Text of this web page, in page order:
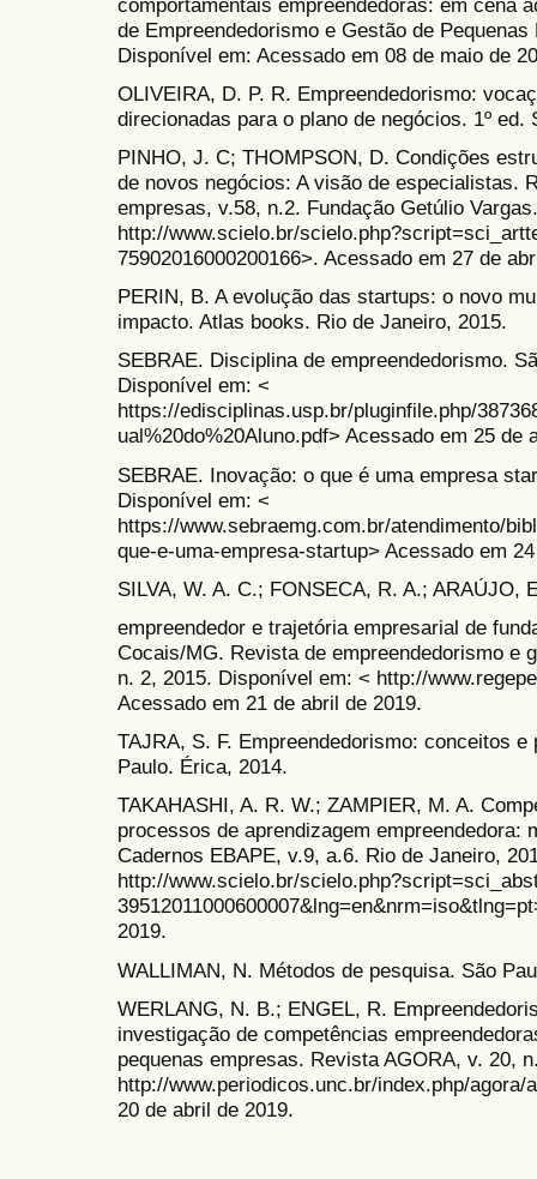
de Empreendedorismo e Gestão de
Disponível em: Acessado em 08 de maio de
OLIVEIRA, D. P. R. Empreendedorismo:
direcionadas para o plano de negócios. 1º ed.
PINHO, J. C; THOMPSON, D. Condições
de novos negócios: A visão de especialistas.
empresas, v.58, n.2. Fundação Getúlio
http://www.scielo.br/
75902016000200166>. Acessado em 27 de
PERIN, B. A evolução das startups: o novo
impacto. Atlas books. Rio de Janeiro, 2015.
SEBRAE. Disciplina de empreendedorismo.
Disponível em: <
https://edisciplinas.usp.br/pluginfile.php/
ual%20do%20Aluno.pdf> Acessado em 25 de
SEBRAE. Inovação: o que é uma empresa
Disponível em: <
https://www.sebraemg.com.br/atendimento/
que-e-uma-empresa-startup> Acessado em
SILVA, W. A. C.; FONSECA, R. A.; ARAÚJO,
empreendedor e trajetória empresarial de
Cocais/MG. Revista de empreendedorismo e
n. 2, 2015. Disponível em: < http://
Acessado em 21 de abril de 2019.
TAJRA, S. F. Empreendedorismo: conceitos
Paulo. Érica, 2014.
TAKAHASHI, A. R. W.; ZAMPIER, M. A.
processos de aprendizagem empreendedora:
Cadernos EBAPE, v.9, a.6. Rio de Janeiro,
http://www.scielo.br/
2019.
WALLIMAN, N. Métodos de pesquisa. São
WERLANG, N. B.; ENGEL, R.
investigação de competências
pequenas empresas. Revista AGORA, v. 20,
http://www.periodicos.unc.br/index.php/
20 de abril de 2019.